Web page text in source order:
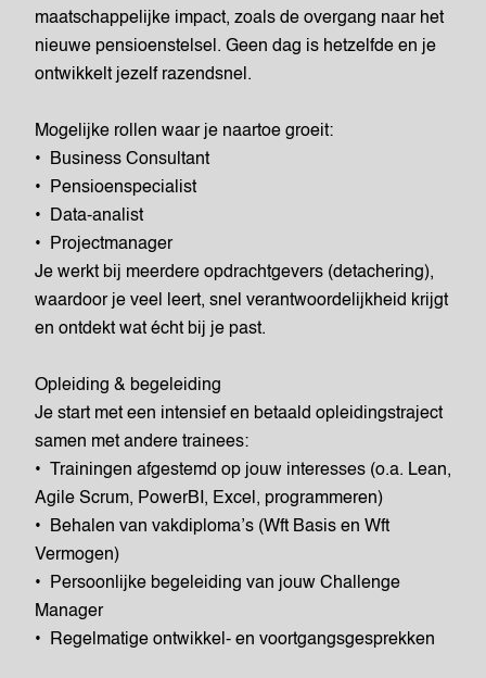
maatschappelijke impact, zoals de overgang naar het
nieuwe pensioenstelsel. Geen dag is hetzelfde en je
ontwikkelt jezelf razendsnel.
Mogelijke rollen waar je naartoe groeit:
• Business Consultant
• Pensioenspecialist
• Data-analist
• Projectmanager
Je werkt bij meerdere opdrachtgevers (detachering),
waardoor je veel leert, snel verantwoordelijkheid krijgt
en ontdekt wat écht bij je past.
Opleiding & begeleiding
Je start met een intensief en betaald opleidingstraject
samen met andere trainees:
• Trainingen afgestemd op jouw interesses (o.a. Lean,
Agile Scrum, PowerBI, Excel, programmeren)
• Behalen van vakdiploma’s (Wft Basis en Wft
Vermogen)
• Persoonlijke begeleiding van jouw Challenge
Manager
• Regelmatige ontwikkel- en voortgangsgesprekken